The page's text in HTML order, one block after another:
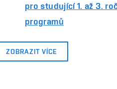
pro studující 1. až 3.
programů
ZOBRAZIT VÍCE